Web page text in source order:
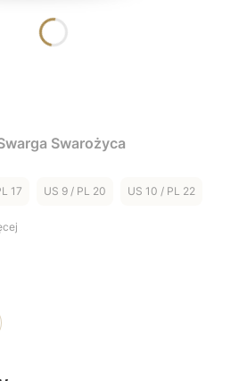
Swarożyca
17 US 9 / PL 20 US 10 / PL 22